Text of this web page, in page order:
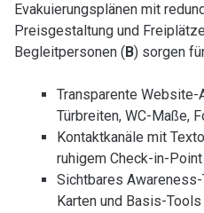
Evakuierungsplänen mit
Preisgestaltung und
Begleitpersonen (B) sorgen
Transparente Website-
Türbreiten, WC-Maße,
Kontaktkanäle mit
ruhigem Check-in-Point
Sichtbares
Karten und Basis-Tools